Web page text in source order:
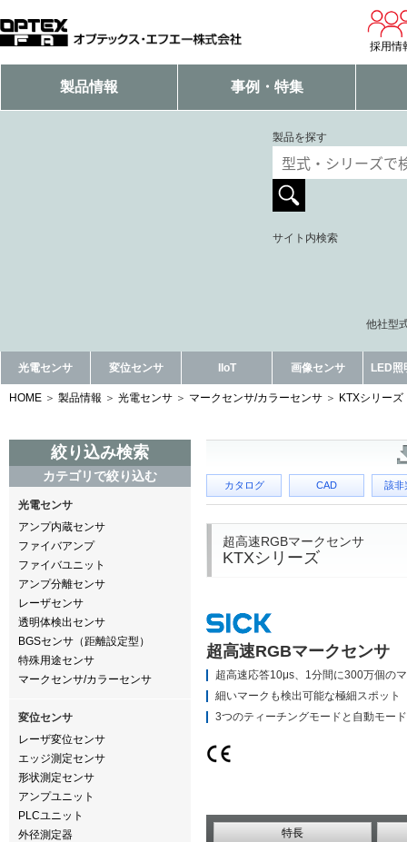
採用情
製品情報 事例・特集
製品を探す
サイト内検索
他社型
光電センサ 変位センサ IIoT 画像センサ LED照
HOME 製品情報 光電センサ マークセンサ/カラーセンサ KTXシリーズ
絞り込み検索
カテゴリで絞り込む
光電センサ
アンプ内蔵センサ
ファイバアンプ
ファイバユニット
アンプ分離センサ
レーザセンサ
透明体検出センサ
BGSセンサ（距離設定型）
特殊用途センサ
マークセンサ/カラーセンサ
変位センサ
レーザ変位センサ
エッジ測定センサ
形状測定センサ
アンプユニット
PLCユニット
外径測定器
カタログ CAD 該非
超高速RGBマークセンサ
KTXシリーズ
超高速RGBマークセンサ
超高速応答10μs、1分間に300万個の
細いマークも検出可能な極細スポット
3つのティーチングモードと自動モー
特長